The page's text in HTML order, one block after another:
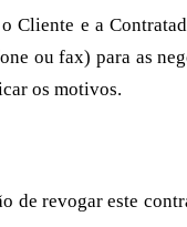
e a
ou fax) para as
os motivos.
revogar este